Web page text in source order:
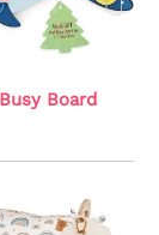
Board